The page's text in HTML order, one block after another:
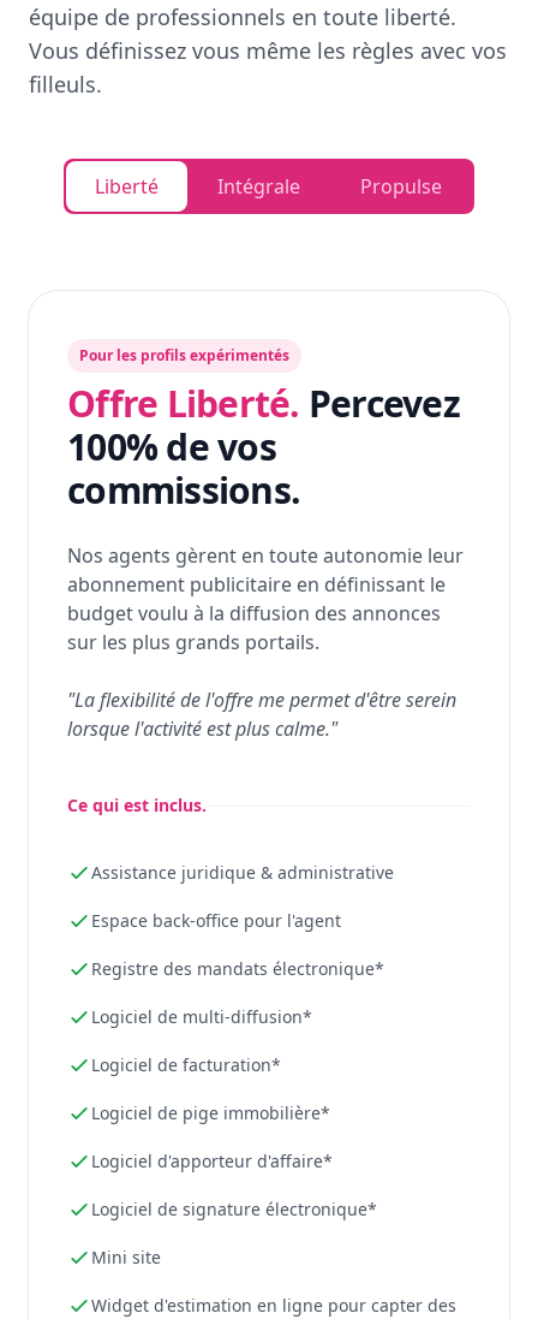
équipe de professionnels en toute liberté.
Vous définissez vous même les règles avec vos
filleuls.
Liberté Intégrale Propulse
Pour les profils expérimentés
Offre Liberté. Percevez
100% de vos
commissions.
Nos agents gèrent en toute autonomie leur
abonnement publicitaire en définissant le
budget voulu à la diffusion des annonces
sur les plus grands portails.
"La flexibilité de l'offre me permet d'être serein
lorsque l'activité est plus calme."
Ce qui est inclus.
Assistance juridique & administrative
Espace back-office pour l'agent
Registre des mandats électronique*
Logiciel de multi-diffusion*
Logiciel de facturation*
Logiciel de pige immobilière*
Logiciel d'apporteur d'affaire*
Logiciel de signature électronique*
Mini site
Widget d'estimation en ligne pour capter des